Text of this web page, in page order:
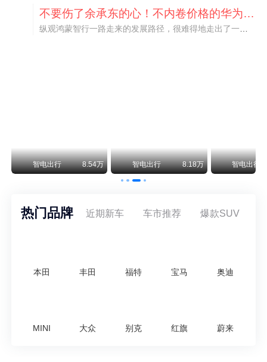
不要伤了余承东的心！不内卷价格的华为，弥足珍贵！
智电出行 8.54万 智电出行 8.18万 智电出行
热门品牌 近期新车 车市推荐 爆款SUV
本田 丰田 福特 宝马 奥迪
MINI 大众 别克 红旗 蔚来